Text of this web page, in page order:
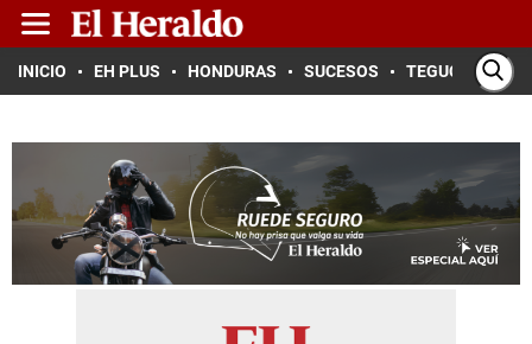
INICIO EH PLUS HONDURAS SUCESOS TEGUCIGALPA